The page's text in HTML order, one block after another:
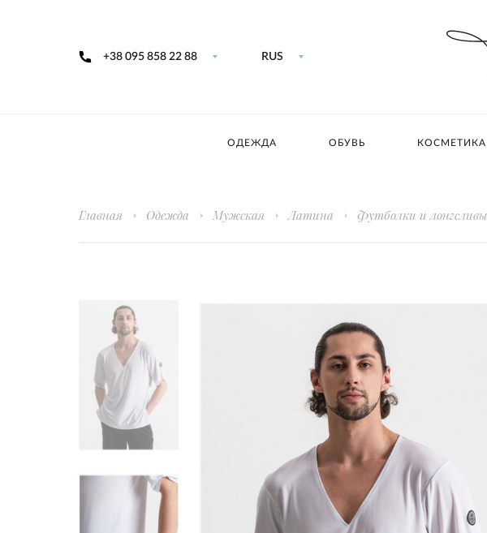
+38 095 858 22 88 RUS
ОДЕЖДА ОБУВЬ КОСМЕТИКА
Главная Одежда Мужская Латина Футболки и лонгсливы